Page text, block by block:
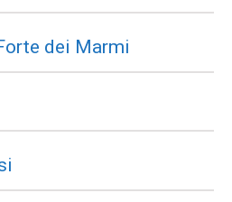
dei Marmi